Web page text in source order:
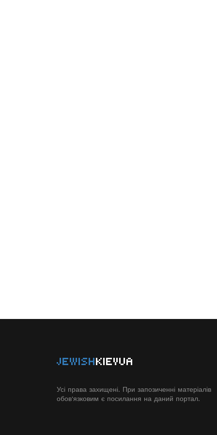
JEWISHKIEVUA
Усі права захищені. При запозиченні матеріалів
обов'язковим є посилання на даний портал.